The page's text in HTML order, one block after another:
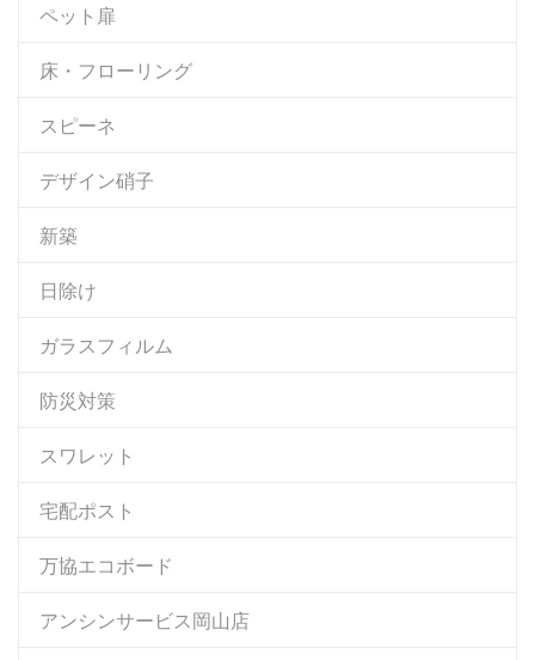
ペット扉
床・フローリング
スピーネ
デザイン硝子
新築
日除け
ガラスフィルム
防災対策
スワレット
宅配ポスト
万協エコボード
アンシンサービス岡山店